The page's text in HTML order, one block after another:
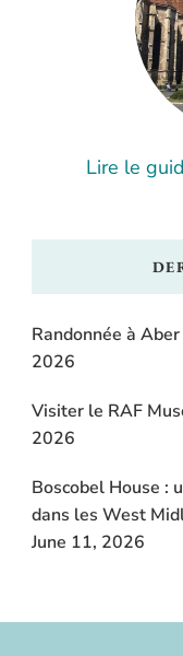
Lire le
Randonnée à
2026
Visiter le RAF
2026
Boscobel House :
dans les West
June 11, 2026